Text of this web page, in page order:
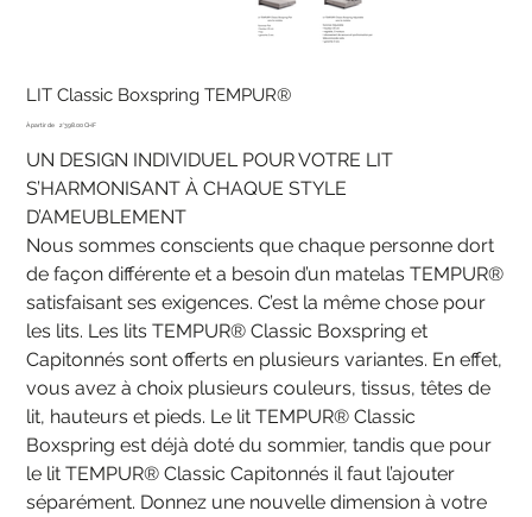
LIT Classic Boxspring TEMPUR®
À partir de Prix
2'398.00 CHF
UN DESIGN INDIVIDUEL POUR VOTRE LIT
S’HARMONISANT À CHAQUE STYLE
D’AMEUBLEMENT
Nous sommes conscients que chaque personne dort
de façon différente et a besoin d’un matelas TEMPUR®
satisfaisant ses exigences. C’est la même chose pour
les lits. Les lits TEMPUR® Classic Boxspring et
Capitonnés sont offerts en plusieurs variantes. En effet,
vous avez à choix plusieurs couleurs, tissus, têtes de
lit, hauteurs et pieds. Le lit TEMPUR® Classic
Boxspring est déjà doté du sommier, tandis que pour
le lit TEMPUR® Classic Capitonnés il faut l’ajouter
séparément. Donnez une nouvelle dimension à votre